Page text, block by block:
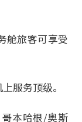
舱旅客可享受
服务顶级。
本哈根/奥斯